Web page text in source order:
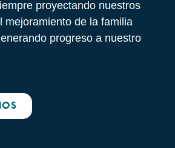
proyectando nuestros
mejoramiento de la familia
progreso a nuestro